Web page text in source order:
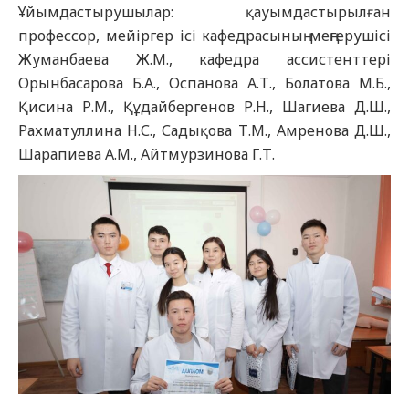
Ұйымдастырушылар: қауымдастырылған
профессор, мейіргер ісі кафедрасының меңгерушісі
Жуманбаева Ж.М., кафедра ассистенттері
Орынбасарова Б.А., Оспанова А.Т., Болатова М.Б.,
Қисина Р.М., Құдайбергенов Р.Н., Шагиева Д.Ш.,
Рахматуллина Н.С., Садықова Т.М., Амренова Д.Ш.,
Шарапиева А.М., Айтмурзинова Г.Т.